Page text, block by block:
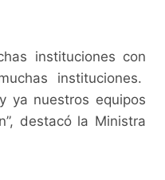
instituciones con
instituciones.
ya nuestros equipos
destacó la Ministra